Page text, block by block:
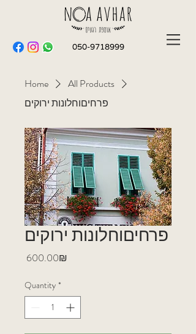
050-9718999
Home
All Products
פרחיםוחלונות ירוקים
פרחיםוחלונות ירוקים
‏600.00 ‏₪
Quantity *